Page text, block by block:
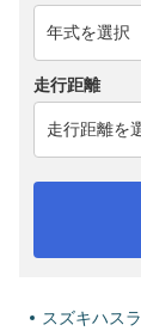
走行距離
スズキハス